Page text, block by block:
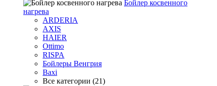
Бойлер косвенного
нагрева
ARDERIA
AXIS
HAIER
Ottimo
RISPA
Бойлеры Венгрия
Baxi
Все категории (21)